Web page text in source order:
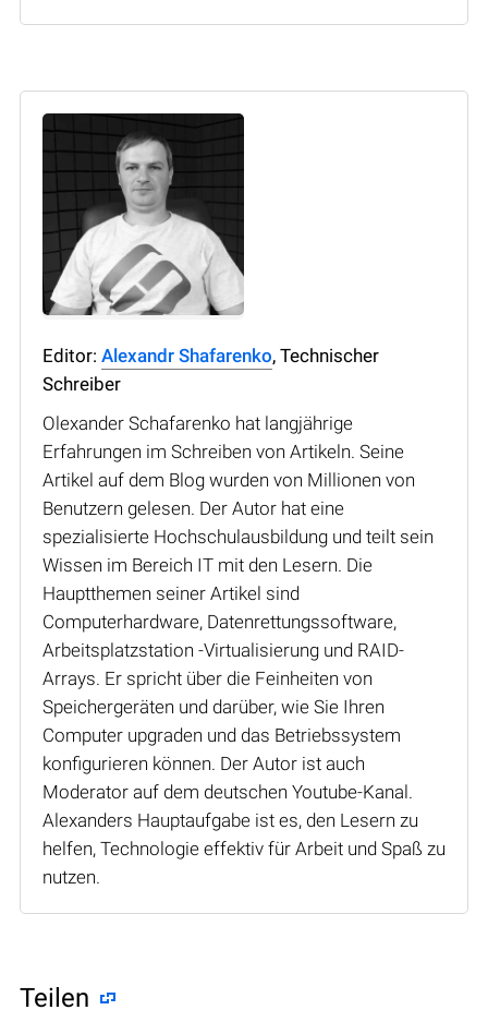
Editor: Alexandr Shafarenko, Technischer
Schreiber
Olexander Schafarenko hat langjährige
Erfahrungen im Schreiben von Artikeln. Seine
Artikel auf dem Blog wurden von Millionen von
Benutzern gelesen. Der Autor hat eine
spezialisierte Hochschulausbildung und teilt sein
Wissen im Bereich IT mit den Lesern. Die
Hauptthemen seiner Artikel sind
Computerhardware, Datenrettungssoftware,
Arbeitsplatzstation -Virtualisierung und RAID-
Arrays. Er spricht über die Feinheiten von
Speichergeräten und darüber, wie Sie Ihren
Computer upgraden und das Betriebssystem
konfigurieren können. Der Autor ist auch
Moderator auf dem deutschen Youtube-Kanal.
Alexanders Hauptaufgabe ist es, den Lesern zu
helfen, Technologie effektiv für Arbeit und Spaß zu
nutzen.
Teilen